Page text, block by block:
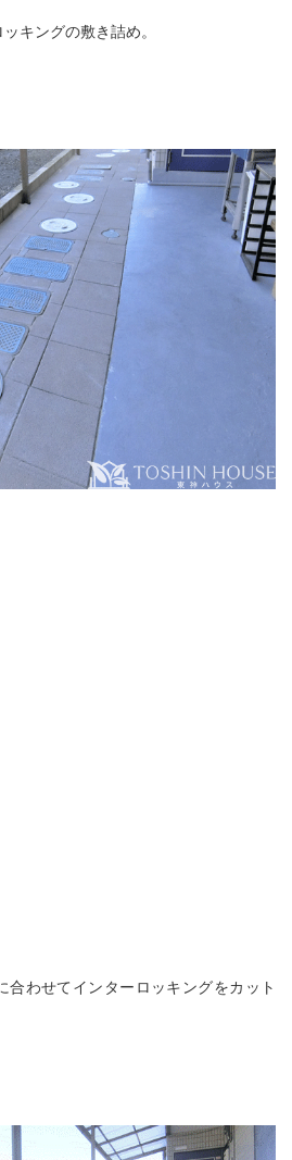
キングの敷き詰め。
合わせてインターロッキングをカット